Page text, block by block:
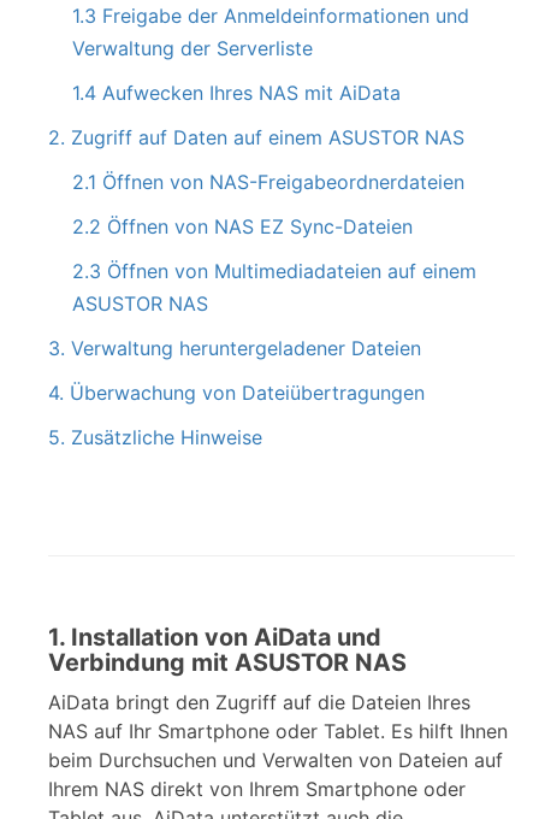
1.3 Freigabe der Anmeldeinformationen und
Verwaltung der Serverliste
1.4 Aufwecken Ihres NAS mit AiData
2. Zugriff auf Daten auf einem ASUSTOR NAS
2.1 Öffnen von NAS-Freigabeordnerdateien
2.2 Öffnen von NAS EZ Sync-Dateien
2.3 Öffnen von Multimediadateien auf einem
ASUSTOR NAS
3. Verwaltung heruntergeladener Dateien
4. Überwachung von Dateiübertragungen
5. Zusätzliche Hinweise
1. Installation von AiData und
Verbindung mit ASUSTOR NAS
AiData bringt den Zugriff auf die Dateien Ihres
NAS auf Ihr Smartphone oder Tablet. Es hilft Ihnen
beim Durchsuchen und Verwalten von Dateien auf
Ihrem NAS direkt von Ihrem Smartphone oder